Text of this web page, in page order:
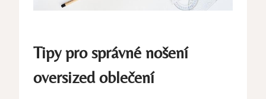
Tipy pro správné nošení
oversized oblečení